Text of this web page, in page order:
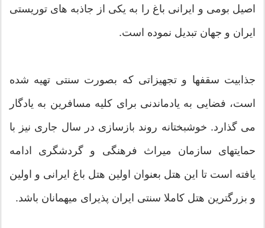
اصیل بومی و ایرانی باغ را به یکی از جاذبه های توریستی
ایران و جهان تبدیل نموده است.
جذابیت سقفها و تجهیزاتی که بصورت سنتی تهیه شده
است، فضایی به یادماندنی برای کلیه مسافرین به یادگار
می گذارد. خوشبختانه روند بازسازی در سال جاری نیز با
حمایتهای سازمان میراث فرهنگی و گردشگری ادامه
یافته است تا این هتل بعنوان اولین هتل باغ ایرانی و اولین
و بزرگترین هتل کاملا سنتی ایران پذیرای میهمانان باشد.